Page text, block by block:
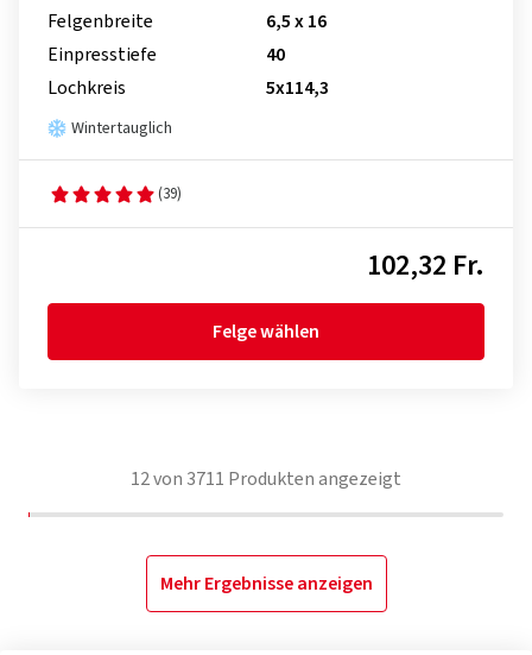
Felgenbreite
6,5 x 16
Einpresstiefe
40
Lochkreis
5x114,3
Wintertauglich
(39)
102,32 Fr.
Felge wählen
12von 3711 Produkten angezeigt
Mehr Ergebnisse anzeigen